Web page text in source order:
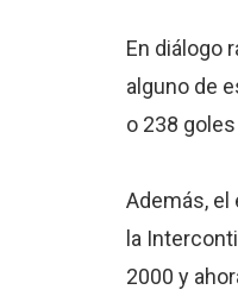
En diálogo
alguno de
o 238
Además, el
la
2000 y